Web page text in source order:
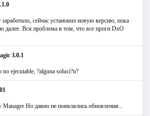
сейчас установил новую версию, пока
далее. Вся проблема в том, что все проги DxO
3.0.1
ejecutable, ?alguna soluci?n?
Но давно не появлялись обновления...